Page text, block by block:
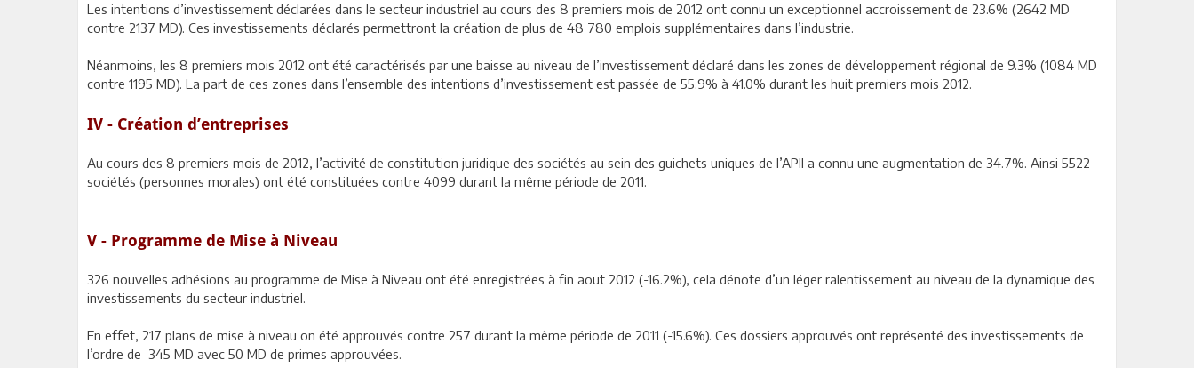
Les intentions d’investissement déclarées dans le secteur industriel au cours des 8 premiers mois de 2012 ont connu un exceptionnel accroissement de 23.6% (2642 MD
contre 2137 MD). Ces investissements déclarés permettront la création de plus de 48 780 emplois supplémentaires dans l’industrie.
Néanmoins, les 8 premiers mois 2012 ont été caractérisés par une baisse au niveau de l’investissement déclaré dans les zones de développement régional de 9.3% (1084 MD
contre 1195 MD). La part de ces zones dans l’ensemble des intentions d’investissement est passée de 55.9% à 41.0% durant les huit premiers mois 2012.
IV - Création d’entreprises
Au cours des 8 premiers mois de 2012, l’activité de constitution juridique des sociétés au sein des guichets uniques de l’APII a connu une augmentation de 34.7%. Ainsi 5522
sociétés (personnes morales) ont été constituées contre 4099 durant la même période de 2011.
V - Programme de Mise à Niveau
326 nouvelles adhésions au programme de Mise à Niveau ont été enregistrées à fin aout 2012 (-16.2%), cela dénote d’un léger ralentissement au niveau de la dynamique des
investissements du secteur industriel.
En effet, 217 plans de mise à niveau on été approuvés contre 257 durant la même période de 2011 (-15.6%). Ces dossiers approuvés ont représenté des investissements de
l’ordre de 345 MD avec 50 MD de primes approuvées.